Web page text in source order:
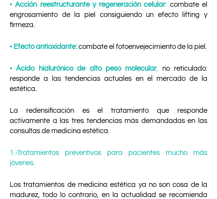
•Acción reestructurante y regeneración celular: combate el
engrosamiento de la piel consiguiendo un efecto lifting y
firmeza.
• Efecto antioxidante: combate el fotoenvejecimiento de la piel.
•Ácido hialurónico de alto peso molecular, no reticulado:
responde a las tendencias actuales en el mercado de la
estética.
La redensificación es el tratamiento que responde
activamente a las tres tendencias más demandadasen las
consultas de medicina estética.
1.-Tratamientos preventivos para pacientes mucho más
jóvenes.
Los tratamientos de medicina estética ya no son cosa de la
madurez, todo lo contrario, en la actualidad se recomienda